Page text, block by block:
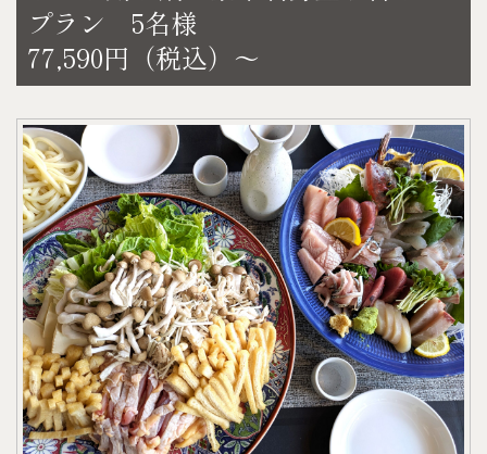
プラン 5名様
77,590円（税込）～